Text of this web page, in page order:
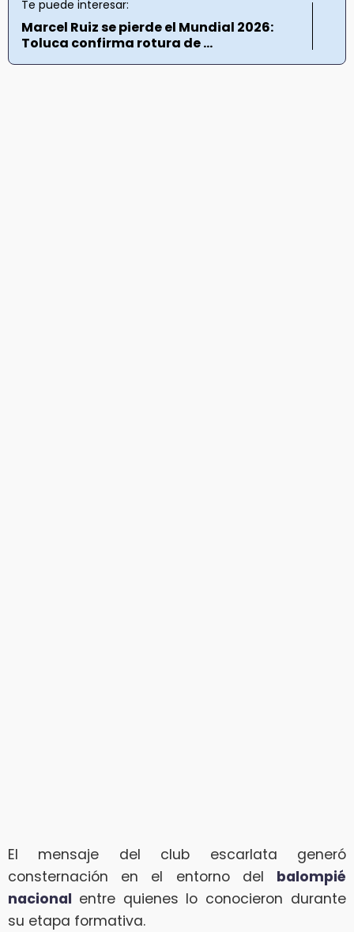
Te puede interesar:
Marcel Ruiz se pierde el Mundial 2026:
Toluca confirma rotura de ...
El mensaje del club escarlata generó
consternación en el entorno del balompié
nacional entre quienes lo conocieron durante
su etapa formativa.